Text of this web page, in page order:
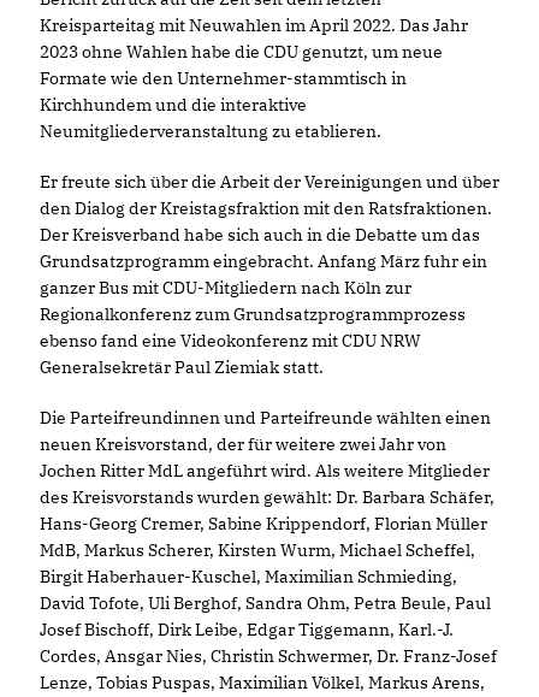
Kreisparteitag mit Neuwahlen im April 2022. Das Jahr
2023 ohne Wahlen habe die CDU genutzt, um neue
Formate wie den Unternehmer-stammtisch in
Kirchhundem und die interaktive
Neumitgliederveranstaltung zu etablieren.
Er freute sich über die Arbeit der Vereinigungen und über
den Dialog der Kreistagsfraktion mit den Ratsfraktionen.
Der Kreisverband habe sich auch in die Debatte um das
Grundsatzprogramm eingebracht. Anfang März fuhr ein
ganzer Bus mit CDU-Mitgliedern nach Köln zur
Regionalkonferenz zum Grundsatzprogrammprozess
ebenso fand eine Videokonferenz mit CDU NRW
Generalsekretär Paul Ziemiak statt.
Die Parteifreundinnen und Parteifreunde wählten einen
neuen Kreisvorstand, der für weitere zwei Jahr von
Jochen Ritter MdL angeführt wird. Als weitere Mitglieder
des Kreisvorstands wurden gewählt: Dr. Barbara Schäfer,
Hans-Georg Cremer, Sabine Krippendorf, Florian Müller
MdB, Markus Scherer, Kirsten Wurm, Michael Scheffel,
Birgit Haberhauer-Kuschel, Maximilian Schmieding,
David Tofote, Uli Berghof, Sandra Ohm, Petra Beule, Paul
Josef Bischoff, Dirk Leibe, Edgar Tiggemann, Karl.-J.
Cordes, Ansgar Nies, Christin Schwermer, Dr. Franz-Josef
Lenze, Tobias Puspas, Maximilian Völkel, Markus Arens,